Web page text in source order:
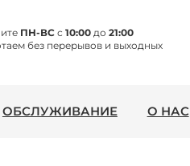
ПН-ВСс 10:00до 21:00
без перерывов и выходных
ОБСЛУЖИВАНИЕ О НАС